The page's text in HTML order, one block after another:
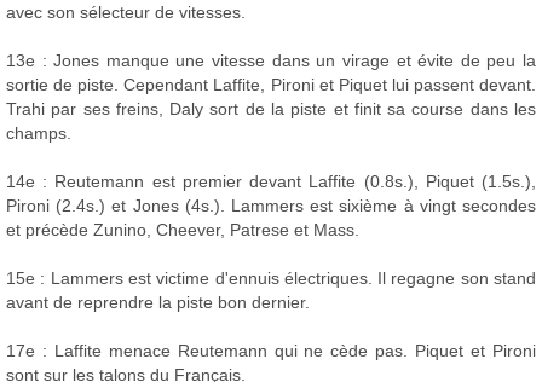
avec son sélecteur de vitesses.
13e : Jones manque une vitesse dans un virage et évite de peu la
sortie de piste. Cependant Laffite, Pironi et Piquet lui passent devant.
Trahi par ses freins, Daly sort de la piste et finit sa course dans les
champs.
14e : Reutemann est premier devant Laffite (0.8s.), Piquet (1.5s.),
Pironi (2.4s.) et Jones (4s.). Lammers est sixième à vingt secondes
et précède Zunino, Cheever, Patrese et Mass.
15e : Lammers est victime d'ennuis électriques. Il regagne son stand
avant de reprendre la piste bon dernier.
17e : Laffite menace Reutemann qui ne cède pas. Piquet et Pironi
sont sur les talons du Français.